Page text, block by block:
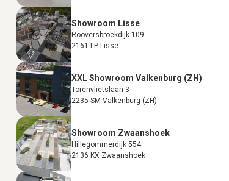
Showroom Lisse
Rooversbroekdijk 109
2161 LP Lisse
XXL Showroom Valkenburg (ZH)
Torenvlietslaan 3
2235 SM Valkenburg (ZH)
Showroom Zwaanshoek
Hillegommerdijk 554
2136 KX Zwaanshoek